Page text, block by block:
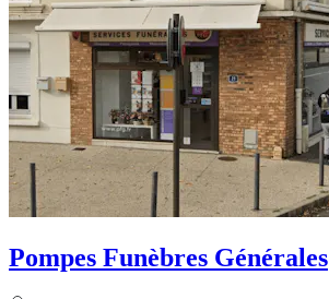
Pompes Funèbres Générales